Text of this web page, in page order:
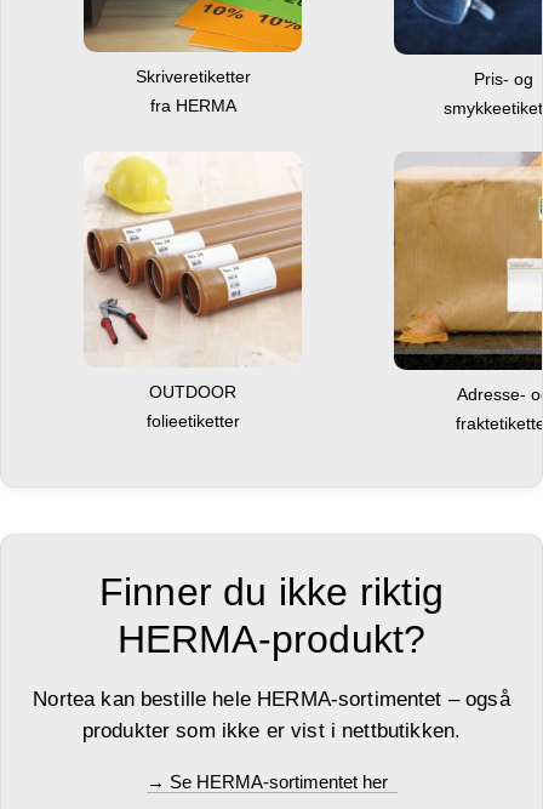
Skriveretiketter
fra HERMA
Pris- og
OUTDOOR
folieetiketter
Adresse-
Finner du ikke riktig
HERMA-produkt?
Nortea kan bestille hele HERMA-sortimentet – også
produkter som ikke er vist i nettbutikken.
→ Se HERMA-sortimentet her